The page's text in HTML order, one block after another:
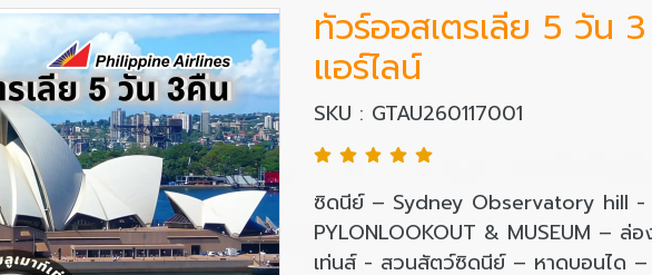
ทัวร์ออสเตรเลีย 5 วัน
แอร์ไลน์
SKU : GTAU260117001
ซิดนีย์ – Sydney Observatory hill -
PYLONLOOKOUT & MUSEUM – ล่
เท่นส์ - สวนสัตว์ซิดนีย์ – หาดบอนได